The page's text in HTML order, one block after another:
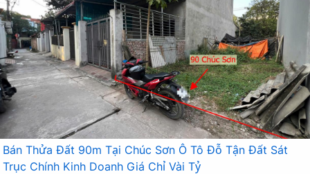
Bán Thửa Đất 90m Tại Chúc Sơn Ô Tô Đỗ Tận Đất Sát
Trục Chính Kinh Doanh Giá Chỉ Vài Tỷ